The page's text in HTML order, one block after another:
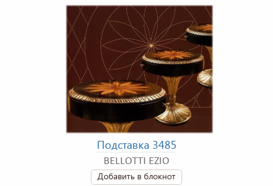
Подставка 3485
BELLOTTI EZIO
Добавить в блокнот